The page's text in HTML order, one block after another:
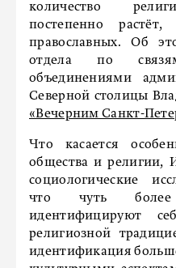
количество
постепенно
православных. Об
отдела по
объединениями
Северной столицы
«Вечерним Санкт-
Что касается
общества и религии,
социологические
что чуть
идентифицируют
религиозной
идентификация